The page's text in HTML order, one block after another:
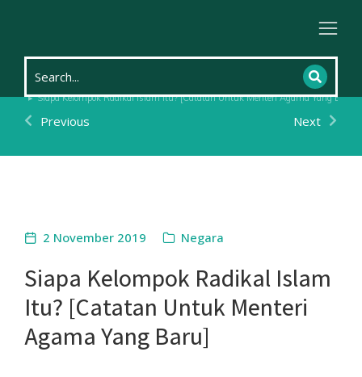
You are here:
Siapa Kelompok Radikal Islam Itu? [Catatan Untuk Menteri Agama Yang Baru]
Previous Next
2 November 2019 Negara
Siapa Kelompok Radikal Islam
Itu? [Catatan Untuk Menteri
Agama Yang Baru]